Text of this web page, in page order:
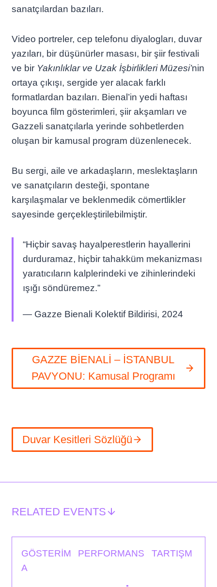
sanatçılardan bazıları.
Video portreler, cep telefonu diyalogları, duvar
yazıları, bir düşünürler masası, bir şiir festivali
ve bir Yakınlıklar ve Uzak İşbirlikleri Müzesi’nin
ortaya çıkışı, sergide yer alacak farklı
formatlardan bazıları. Bienal’in yedi haftası
boyunca film gösterimleri, şiir akşamları ve
Gazzeli sanatçılarla yerinde sohbetlerden
oluşan bir kamusal program düzenlenecek.
Bu sergi, aile ve arkadaşların, meslektaşların
ve sanatçıların desteği, spontane
karşılaşmalar ve beklenmedik cömertlikler
sayesinde gerçekleştirilebilmiştir.
“Hiçbir savaş hayalperestlerin hayallerini
durduramaz, hiçbir tahakküm mekanizması
yaratıcıların kalplerindeki ve zihinlerindeki
ışığı söndüremez.”
— Gazze Bienali Kolektif Bildirisi, 2024
GAZZE BİENALİ – İSTANBUL
PAVYONU: Kamusal Programı
Duvar Kesitleri Sözlüğü
RELATED EVENTS
GÖSTERIM PERFORMANS
TARTIŞM
A